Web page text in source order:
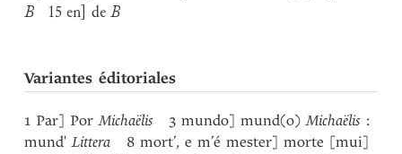
B
15 en] deB
Variantes éditoriales
1 Par] PorMichaëlis 3 mundo] mund(o)Michaëlis :
mund'Littera 8 mort’, e m’é mester] morte [mui]